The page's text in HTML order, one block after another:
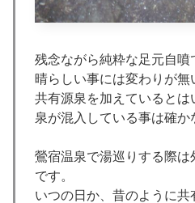
残念ながら純粋な足元自
晴らしい事には変わりが無
共有源泉を加えていると
泉が混入している事は確か
鶯宿温泉で湯巡りする際
です。
いつの日か、昔のように